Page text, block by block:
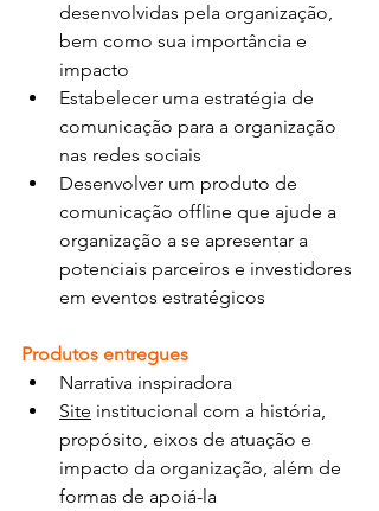
desenvolvidas pela organização,
bem como sua importância e
impacto
Estabelecer uma estratégia de
comunicação para a organização
nas redes sociais
Desenvolver um produto de
comunicação offline que ajude a
organização a se apresentar a
potenciais parceiros e investidores
em eventos estratégicos
Produtos entregues
Narrativa inspiradora
Site institucional com a história,
propósito, eixos de atuação e
impacto da organização, além de
formas de apoiá-la